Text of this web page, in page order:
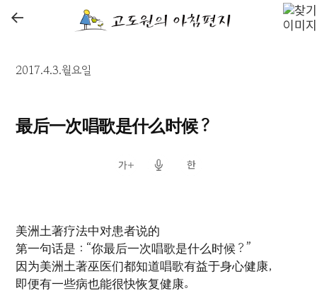
←
2017.4.3.월요일
最后一次唱歌是什么时候？
美洲土著疗法中对患者说的
第一句话是：“你最后一次唱歌是什么时候？”
因为美洲土著巫医们都知道唱歌有益于身心健康，
即便有一些病也能很快恢复健康。